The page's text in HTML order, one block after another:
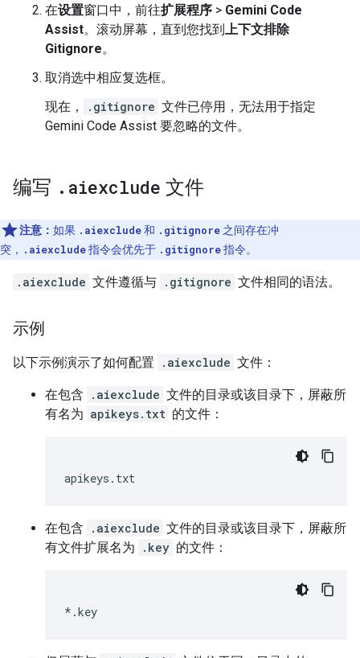
在设置窗口中，前往扩展程序 > Gemini Code
Assist。滚动屏幕，直到您找到上下文排除
Gitignore。
取消选中相应复选框。
现在，
.gitignore 文件已停用，无法用于指定
Gemini Code Assist 要忽略的文件。
编写 . aiexclude 文件
注意： 如果 .aiexclude和 .gitignore 之间存在冲
突， .aiexclude指令会优先于 .gitignore指令。
.aiexclude 文件遵循与 .gitignore 文件相同的语法。
示例
以下示例演示了如何配置 .aiexclude 文件：
在包含 .aiexclude 文件的目录或该目录下，屏蔽所
有名为 apikeys.txt 的文件：
在包含 .aiexclude 文件的目录或该目录下，屏蔽所
有文件扩展名为
.key 的文件：